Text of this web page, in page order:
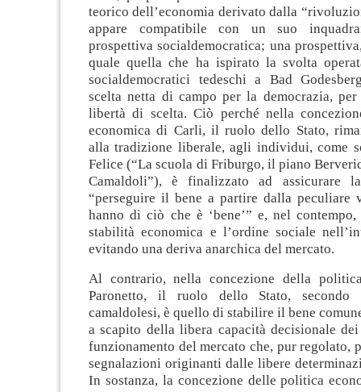
teorico dell’economia derivato dalla
appare compatibile con un suo
prospettiva socialdemocratica; una
quale quella che ha ispirato la svolta
socialdemocratici tedeschi a Bad
scelta netta di campo per la democrazia,
libertà di scelta. Ciò perché nella
economica di Carli, il ruolo dello Stato,
alla tradizione liberale, agli individui, come
Felice (“La scuola di Friburgo, il piano
Camaldoli”), è finalizzato ad assicurare
“perseguire il bene a partire dalla peculiare
hanno di ciò che è ‘bene’” e, nel
stabilità economica e l’ordine sociale
evitando una deriva anarchica del mercato.
Al contrario, nella concezione della
Paronetto, il ruolo dello Stato, secondo
camaldolesi, è quello di stabilire il bene
a scapito della libera capacità decisionale
funzionamento del mercato che, pur regolato,
segnalazioni originanti dalle libere
In sostanza, la concezione delle politica